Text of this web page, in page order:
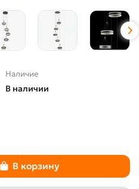
Наличие
В наличии
В корзину